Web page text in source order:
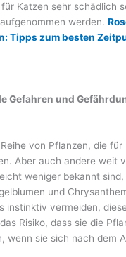
Katzen sehr schädlich
werden.
Tipps zum besten
Gefahren und
von Pflanzen, die
Aber auch andere weit
weniger bekannt sind,
und
instinktiv vermeiden,
Risiko, dass sie die
wenn sie sich nach dem